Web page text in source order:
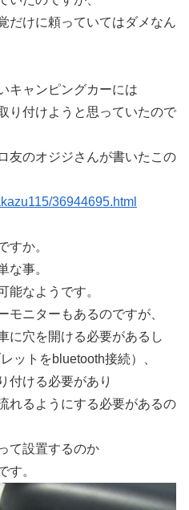
だけに頼っていてはダメなん
キャンピングカーには
り付けようと思っていたので
友のオジジさんが書いたこの
36944695.html
すか。
な事。
能なようです。
モニターもあるのですが、
に穴を開ける必要があるし
ットをbluetooth接続）、
付ける必要があり
れるようにする必要があるの
て設置するのか
す。